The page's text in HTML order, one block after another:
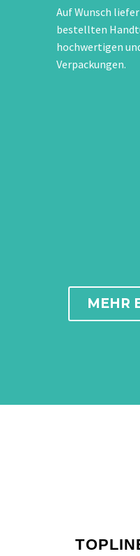
Auf Wunsch
bestellten
hochwertigen
Verpackungen.
MEHR